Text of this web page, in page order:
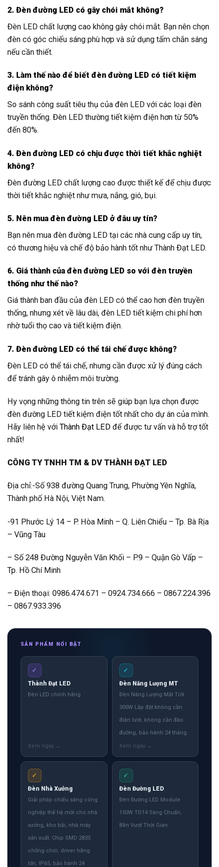
2. Đèn đường LED có gây chói mắt không?
Đèn LED chất lượng cao không gây chói mắt. Bạn nên chọn
đèn có góc chiếu sáng phù hợp và sử dụng tấm chắn sáng
nếu cần thiết.
3. Làm thế nào để biết đèn đường LED có tiết kiệm
điện không?
So sánh công suất tiêu thụ của đèn LED với các loại đèn
truyền thống. Đèn LED thường tiết kiệm điện hơn từ 50%
đến 80%.
4. Đèn đường LED có chịu được thời tiết khắc nghiệt
không?
Đèn đường LED chất lượng cao được thiết kế để chịu được
thời tiết khắc nghiệt như mưa, nắng, gió, bụi.
5. Nên mua đèn đường LED ở đâu uy tín?
Bạn nên mua đèn đường LED tại các nhà cung cấp uy tín,
có thương hiệu và chế độ bảo hành tốt như Thành Đạt LED.
6. Giá thành của đèn đường LED so với đèn truyền
thống như thế nào?
Giá thành ban đầu của đèn LED có thể cao hơn đèn truyền
thống, nhưng xét về lâu dài, đèn LED tiết kiệm chi phí hơn
nhờ tuổi thọ cao và tiết kiệm điện.
7. Đèn đường LED có thể tái chế được không?
Đèn LED có thể tái chế, nhưng cần được xử lý đúng cách
để tránh gây ô nhiễm môi trường.
Hy vọng những thông tin trên sẽ giúp bạn lựa chọn được
đèn đường LED tiết kiệm điện tốt nhất cho dự án của mình.
Hãy liên hệ với Thành Đạt LED để được tư vấn và hỗ trợ tốt
nhất!
CÔNG TY TNHH TM & DV THÀNH ĐẠT LED
Địa chỉ:-Số 938 đường Quang Trung, Phường Yên Nghĩa,
Thành phố Hà Nội, Việt Nam.
-91 Phước Lý 14 – P. Hòa Minh – Q. Liên Chiểu – Tp. Bà Rịa
– Vũng Tàu
– Số 248 Đường Nguyễn Văn Khối – P.9 – Quận Gò Vấp –
Tp. Hồ Chí Minh
– Điện thoại: 0986.474.671 – 0924.734.666 – 0867.224.396
– 0867.933.396
SẢN PHẨM NỔI BẬT
✓
Thành Đạt LED
Đèn LED chính hãng
✓
Đèn Năng Lượng MT
Đèn Năng Lượng Mặt Trời
300W Lắp đặt không cần
điện lưới, không cần đào
đường, bảo hành 24 tháng.
✓
Đèn Nhà Xưởng
Giải pháp chiếu sáng công
nghiệp thế hệ mới cho nhà
xưởng, kho bãi, nhà máy
sản xuất. Chip SMD 2835
chống chói, driver hãng
lớn, IP65, bảo hành 24
✓
Đèn Đường LED
Đèn Đường LED Module
150W TD14 Sáng Chuẩn,
Bền Vượt Thời Gian